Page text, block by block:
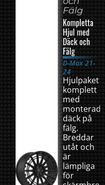
Fälg
Kompletta
Hjul med
Däck och
Fälg
D-Max 21-
24
Hjulpaket
komplett
med
däck på
fälg.
Breddar
utåt och
är
lämpliga
för